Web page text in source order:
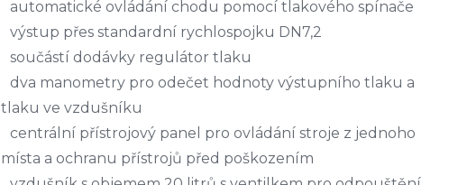
automatické ovládání chodu pomocí tlakového spínače
výstup přes standardní rychlospojku DN7,2
součástí dodávky regulátor tlaku
dva manometry pro odečet hodnoty výstupního tlaku a
tlaku ve vzdušníku
centrální přístrojový panel pro ovládání stroje z jednoho
místa a ochranu přístrojů před poškozením